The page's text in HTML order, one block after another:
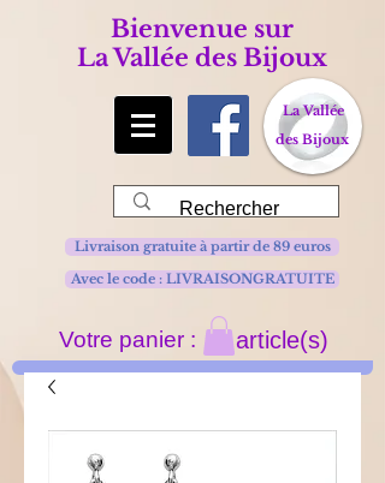
Bienvenue sur
La Vallée des Bijoux
La Vallée
des Bijoux
Avec le code : LIVRAISONGRATUITE
Livraison gratuite à partir de 89 euros
Votre panier : article(s)